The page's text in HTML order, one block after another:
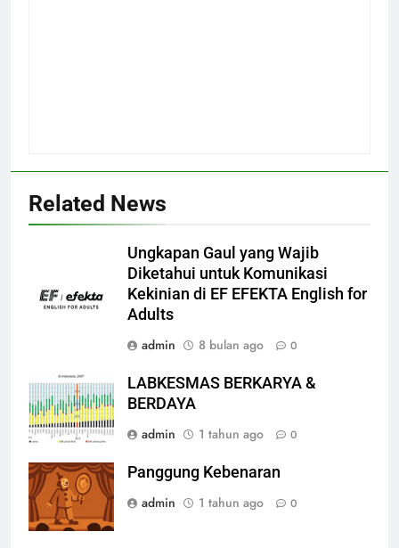
Related News
Ungkapan Gaul yang Wajib
Diketahui untuk Komunikasi
Kekinian di EF EFEKTA English for
Adults
admin
8 bulan ago 0
LABKESMAS BERKARYA &
BERDAYA
admin
1 tahun ago 0
Panggung Kebenaran
admin
1 tahun ago 0